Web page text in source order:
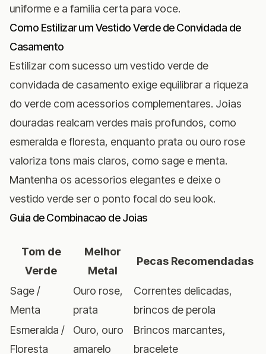
uniforme e a familia certa para voce.
Como Estilizar um Vestido Verde de Convidada de
Casamento
Estilizar com sucesso um vestido verde de
convidada de casamento exige equilibrar a riqueza
do verde com acessorios complementares. Joias
douradas realcam verdes mais profundos, como
esmeralda e floresta, enquanto prata ou ouro rose
valoriza tons mais claros, como sage e menta.
Mantenha os acessorios elegantes e deixe o
vestido verde ser o ponto focal do seu look.
Guia de Combinacao de Joias
Tom de
Verde
Melhor
Metal
Pecas Recomendadas
Sage /
Menta
Ouro rose,
prata
Correntes delicadas,
brincos de perola
Esmeralda /
Floresta
Ouro, ouro
amarelo
Brincos marcantes,
bracelete